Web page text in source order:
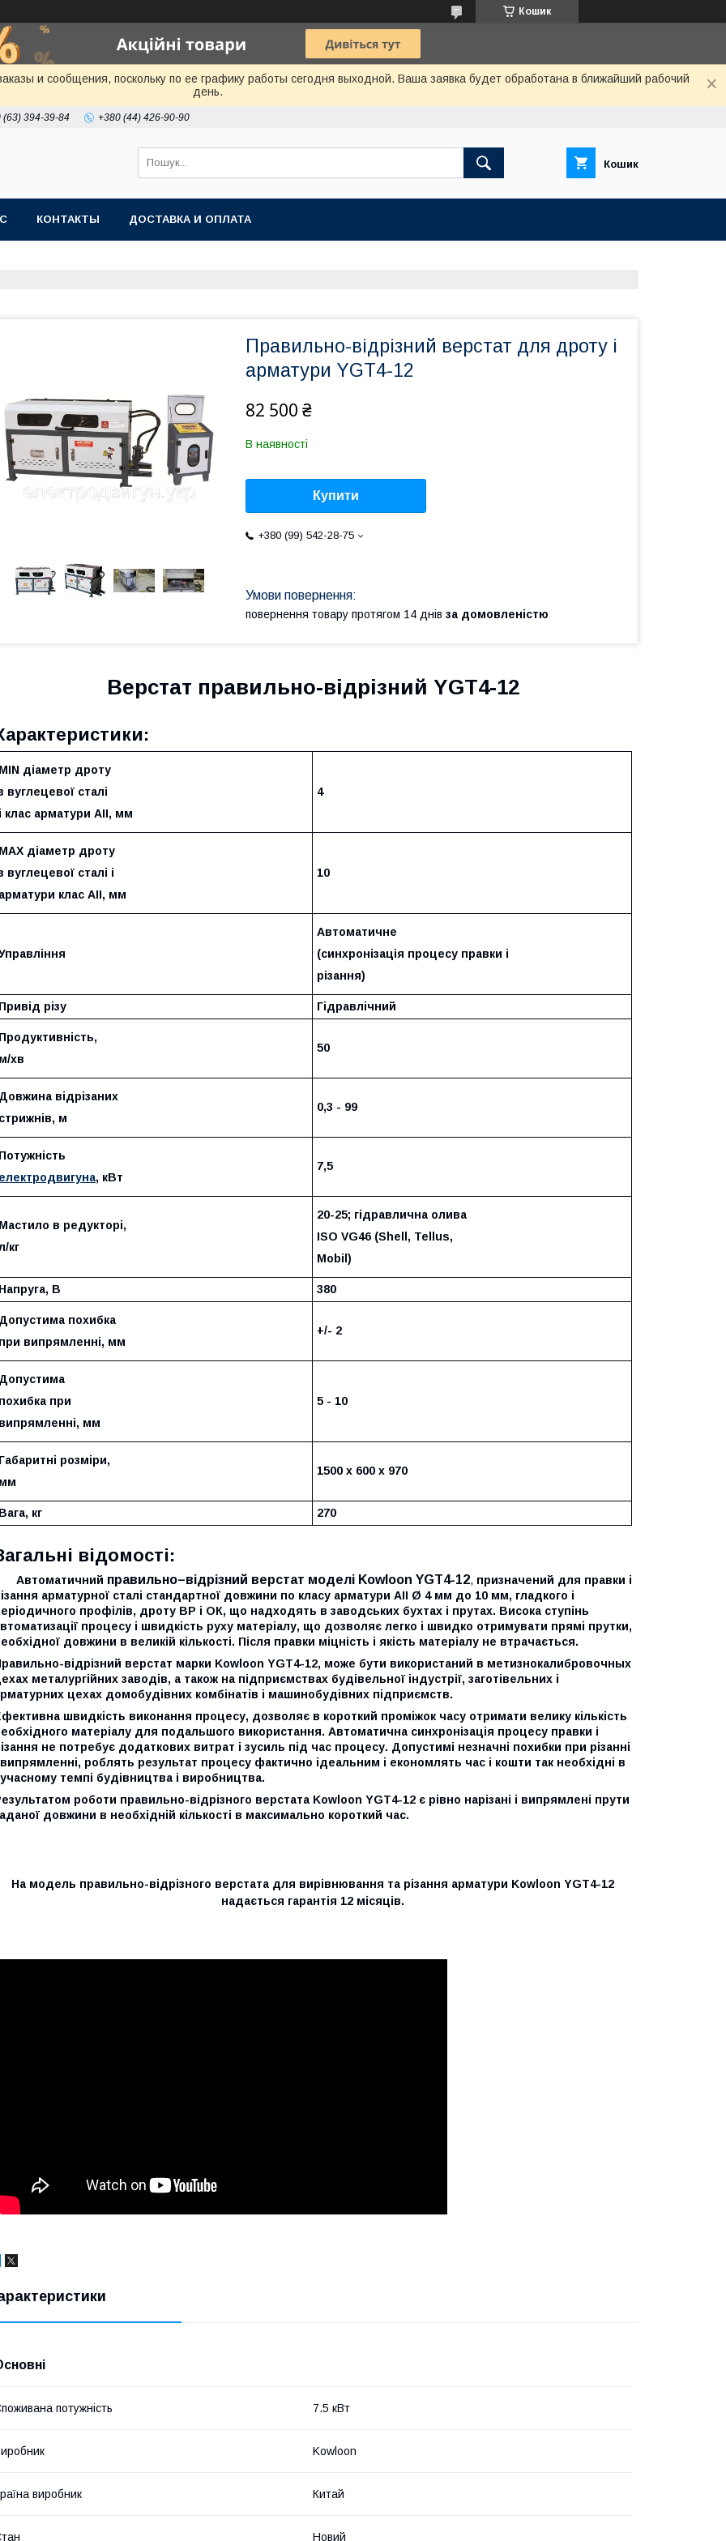
Кошик
и сообщения, поскольку по ее графику работы сегодня выходной. Ваша заявка будет обработана в ближайший рабочий
день.
(63) 394-39-84 +380 (44) 426-90-90
Кошик
КОНТАКТЫ ДОСТАВКА И ОПЛАТА
Правильно-відрізний верстат для дроту і
арматури YGT4-12
82 500 ₴
В наявності
Купити
+380 (99) 542-28-75
повернення товару протягом 14 днів за домовленістю
Верстат правильно-відрізний YGT4-12
МIN діаметр дроту
вуглецевої сталі
і клас арматури АІІ, мм
4
МАХ діаметр дроту
вуглецевої сталі і
арматури клас АІІ, мм
10
Автоматичне
(синхронізація процесу правки і
різання)
Привід різу Гідравлічний
Продуктивність,
м/хв
50
Довжина відрізаних
стрижнів, м
0,3 - 99
Потужність
електродвигуна, кВт
7,5
Мастило в редукторі,
кг
20-25; гідравлична олива
ISO VG46 (Shell, Tellus,
Mobil)
Напруга, В 380
Допустима похибка
при випрямленні, мм
+/- 2
Допустима
похибка при
випрямленні, мм
5 - 10
Габаритні розміри,
мм
1500 х 600 х 970
Вага, кг 270
відомості:
Автоматичний правильно–відрізний верстат моделі Kowloon YGT4-12, призначений для правки і
арматурної сталі стандартної довжини по класу арматури АІІ Ø 4 мм до 10 мм, гладкого і
профілів, дроту ВР і ОК, що надходять в заводських бухтах і прутах. Висока ступінь
процесу і швидкість руху матеріалу, що дозволяє легко і швидко отримувати прямі прутки,
довжини в великій кількості. Після правки міцність і якість матеріалу не втрачається.
відрізний верстат марки Kowloon YGT4-12, може бути використаний в метизнокалибровочных
металургійних заводів, а також на підприємствах будівельної індустрії, заготівельних і
цехах домобудівних комбінатів і машинобудівних підприємств.
швидкість виконання процесу, дозволяє в короткий проміжок часу отримати велику кількість
матеріалу для подальшого використання. Автоматична синхронізація процесу правки і
не потребує додаткових витрат і зусиль під час процесу. Допустимі незначні похибки при різанні
випрямленні, роблять результат процесу фактично ідеальним і економлять час і кошти так необхідні в
темпі будівництва і виробництва.
роботи правильно-відрізного верстата Kowloon YGT4-12 є рівно нарізані і випрямлені прути
довжини в необхідній кількості в максимально короткий час.
На модель правильно-відрізного верстата для вирівнювання та різання арматури Kowloon YGT4-12
надається гарантія 12 місяців.
потужність 7.5 кВт
Kowloon
виробник Китай
Новий